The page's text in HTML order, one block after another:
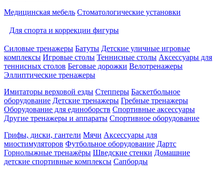
Медицинская мебель Стоматологические установки
Для спорта и коррекции фигуры
Силовые тренажеры Батуты Детские уличные игровые
комплексы Игровые столы Теннисные столы Аксессуары для
теннисных столов Беговые дорожки Велотренажеры
Эллиптические тренажеры
Имитаторы верховой езды Степперы Баскетбольное
оборудование Детские тренажеры Гребные тренажеры
Оборудование для единоборств Спортивные аксессуары
Другие тренажеры и аппараты Спортивное оборудование
Грифы, диски, гантели Мячи Аксессуары для
миостимуляторов Футбольное оборудование Дартс
Горнолыжные тренажёры Шведские стенки Домашние
детские спортивные комплексы Сапборды